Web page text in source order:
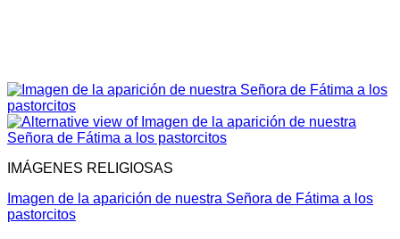
IMÁGENES RELIGIOSAS
Imagen de la aparición de nuestra Señora de Fátima a los
pastorcitos